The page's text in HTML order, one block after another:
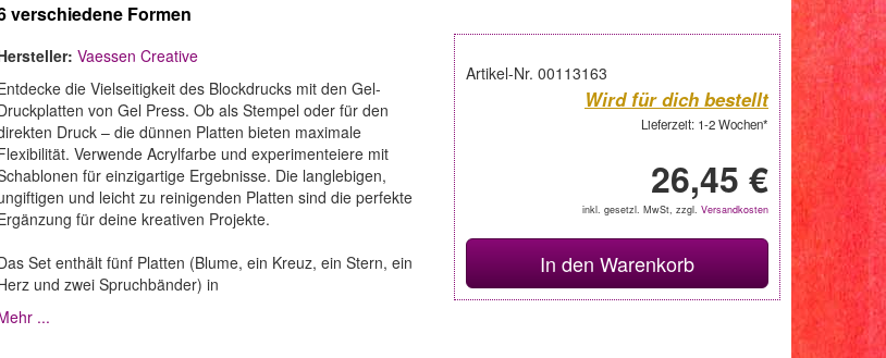
verschiedene Formen
Artikel-Nr. 00113163
Wird für dich bestellt
Lieferzeit: 1-2 Wochen*
26,45 €
inkl. gesetzl. MwSt, zzgl. Versandkosten
In den Warenkorb
Vaessen Creative
die Vielseitigkeit des Blockdrucks mit den Gel-
von Gel Press. Ob als Stempel oder für den
Druck – die dünnen Platten bieten maximale
Verwende Acrylfarbe und experimenteiere mit
für einzigartige Ergebnisse. Die langlebigen,
und leicht zu reinigenden Platten sind die perfekte
für deine kreativen Projekte.
Set enthält fünf Platten (Blume, ein Kreuz, ein Stern, ein
und zwei Spruchbänder) in
...